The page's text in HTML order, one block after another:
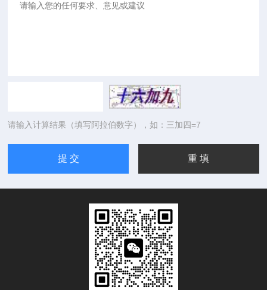
请输入计算结果（填写阿拉伯数字），如：三加四=7